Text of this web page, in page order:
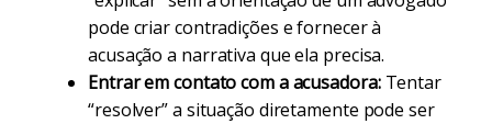
pode criar contradições e fornecer à
acusação a narrativa que ela precisa.
Entrar em contato com a acusadora:Tentar
“resolver” a situação diretamente pode ser